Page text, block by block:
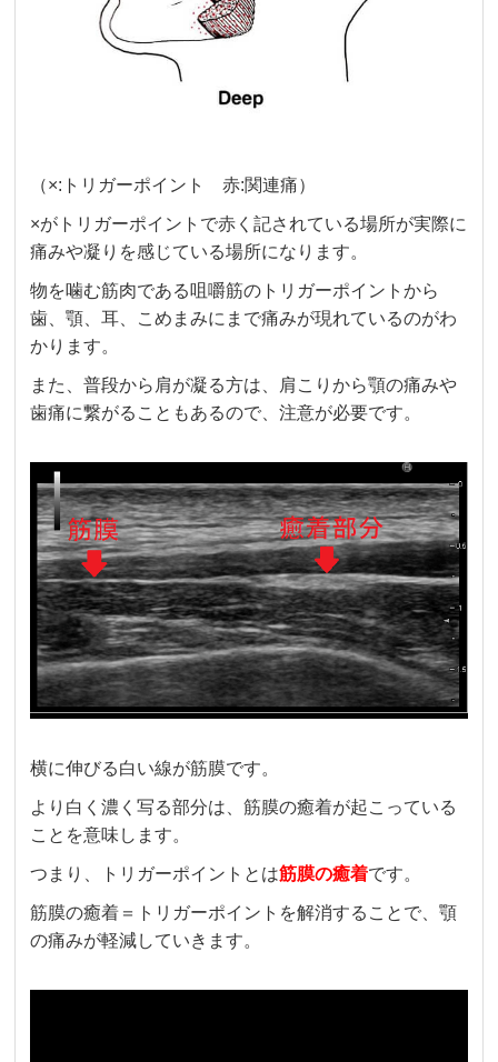
（×:トリガーポイント 赤:関連痛）
×がトリガーポイントで赤く記されている場所が実際に
痛みや凝りを感じている場所になります。
物を噛む筋肉である咀嚼筋のトリガーポイントから
歯、顎、耳、こめまみにまで痛みが現れているのがわ
かります。
また、普段から肩が凝る方は、肩こりから顎の痛みや
歯痛に繋がることもあるので、注意が必要です。
横に伸びる白い線が筋膜です。
より白く濃く写る部分は、筋膜の癒着が起こっている
ことを意味します。
つまり、トリガーポイントとは筋膜の癒着です。
筋膜の癒着＝トリガーポイントを解消することで、顎
の痛みが軽減していきます。